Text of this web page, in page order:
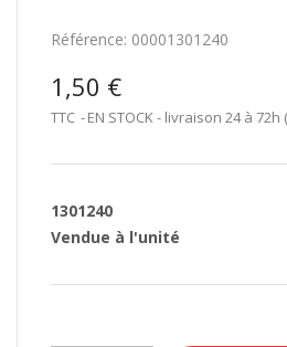
Référence: 00001301240
1,50 €
TTC EN STOCK - livraison 24 à
1301240
Vendue à l'unité